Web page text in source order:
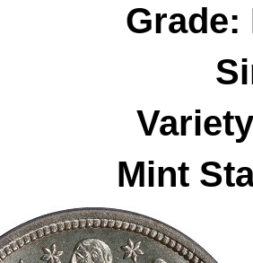
Grade:
Mint